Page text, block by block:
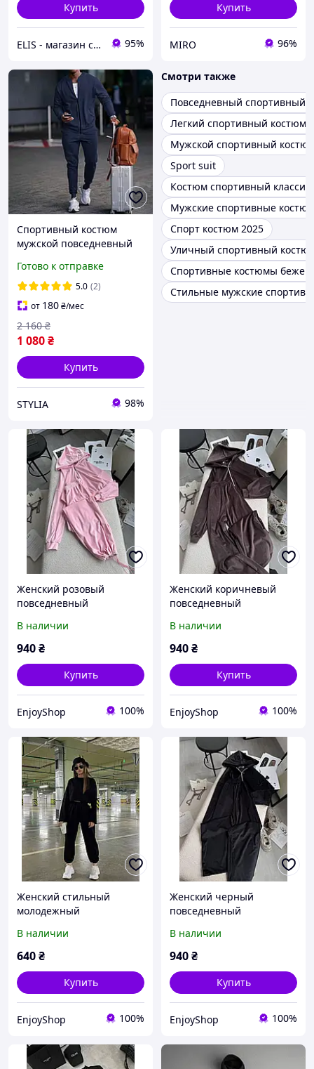
Купить
ELIS - магазин спортивной одежды 95%
Купить
MIRO 96%
Спортивный костюм
мужской повседневный
костюм современный
базовый для парня ткань
дайвинг
Готово к отправке
5.0 (2)
от 180₴/мес
1 080₴
2 160 ₴
Купить
STYLIA 98%
Смотри также
Повседневный спортивный
Легкий спортивный костюм
Мужской спортивный
Sport suit
Костюм спортивный
Мужские спортивные
Спорт костюм 2025
Уличный спортивный
Спортивные костюмы
Стильные мужские
Женский розовый
повседневный
спортивный костюм 2-ка:
Штаны и Кофта с
В наличии
940₴
Купить
EnjoyShop 100%
Женский коричневый
повседневный
спортивный костюм 2ка:
Штаны и Кофта с
В наличии
940₴
Купить
EnjoyShop 100%
Женский стильный
молодежный
спортивный костюм с
укороченый топом
В наличии
640₴
Купить
EnjoyShop 100%
Женский черный
повседневный
спортивный костюм 2-ка:
Штаны и Кофта с
В наличии
940₴
Купить
EnjoyShop 100%